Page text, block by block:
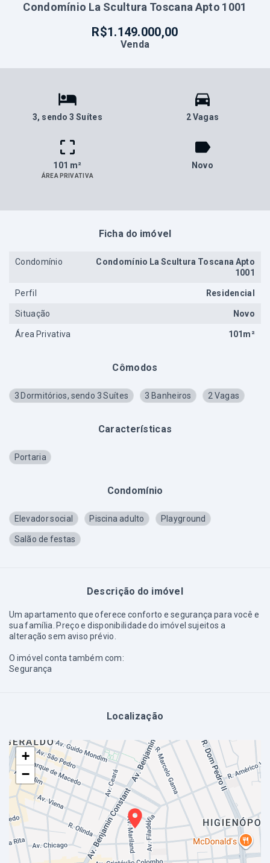
Condomínio La Scultura Toscana Apto 1001
R$1.149.000,00
Venda
3, sendo 3 Suítes 2 Vagas
101 m²
ÁREA PRIVATIVA
Novo
Cômodos
3 Dormitórios, sendo 3 Suítes 3 Banheiros 2 Vagas
Características
Portaria
Condomínio
Elevador social Piscina adulto Playground
Salão de festas
Descrição do imóvel
Um apartamento que oferece conforto e segurança para você e
sua família. Preço e disponibilidade do imóvel sujeitos a
alteração sem aviso prévio.
O imóvel conta também com:
Segurança
Localização
+
−
Ficha do imóvel
Condomínio
Condomínio La Scultura Toscana Apto
1001
Perfil Residencial
Situação Novo
Área Privativa 101m²